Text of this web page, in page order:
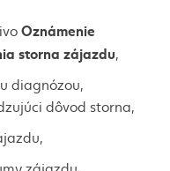
Oznámenie
storna zájazdu,
diagnózou,
dôvod storna,